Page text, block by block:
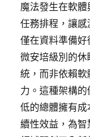
魔法發生在軟
任務排程，讓
僅在資料準備
微安培級別的
統，而非依賴
力。這種架構
低的總體擁有
續性效益，為